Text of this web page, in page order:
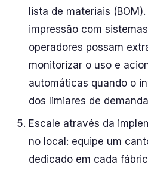
lista de materiais
impressão com
operadores possam
monitorizar o uso e
automáticas quando o
dos limiares de
Escale através da
no local: equipe um
dedicado em cada